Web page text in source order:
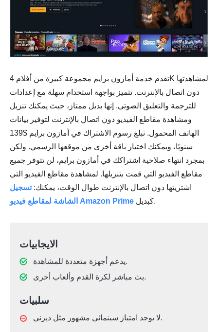
تقدم خدمة أمازون برايم مجموعة كبيرة من أفلام 4K لمشاهدتها
دون اتصال بالإنترنت. تتميز بواجهة استخدام سهلة مع إعدادات
للترجمة والتعليق الصوتي. إنها بديل ممتاز، حيث يمكنك تنزيل
ومشاهدة مقاطع الفيديو دون اتصال بالإنترنت لتوفير بيانات
الهاتف المحمول. تبلغ رسوم الاشتراك في أمازون برايم $139
سنويًا، ويمكنك اختيار باقة أخرى من موقعها الرسمي. ولكن
بمجرد انتهاء صلاحية اشتراكك في أمازون برايم، لن تتوفر جميع
مقاطع الفيديو التي قمت بتنزيلها. لمشاهدة مقاطع الفيديو التي
اشتريتها دون اتصال بالإنترنت طوال الوقت، يمكنك:تسجيل
الشاشة لمقاطع فيديو Amazon Prime
كبديل.
الايجابيات
يدعم أجهزة متعددة للمشاهدة.
بث مباشر لكرة القدم وألعاب أخرى.
سلبيات
لا يوجد امتياز سينمائي مشهور مثل ديزني.